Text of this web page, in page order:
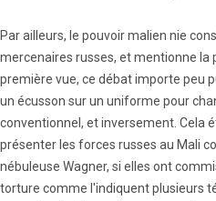
Par ailleurs, le pouvoir malien nie
mercenaires russes, et mentionne la
première vue, ce débat importe peu
un écusson sur un uniforme pour
conventionnel, et inversement. Cela
présenter les forces russes au Mali
nébuleuse Wagner, si elles ont
torture comme l'indiquent plusieurs